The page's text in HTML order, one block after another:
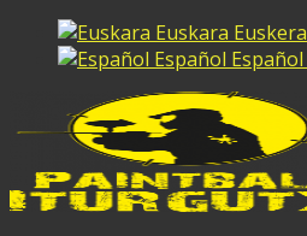
Euskara Euskera
Español Español